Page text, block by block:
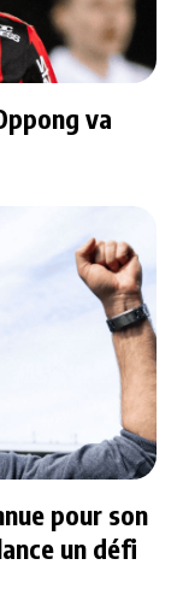
va
pour son
un défi